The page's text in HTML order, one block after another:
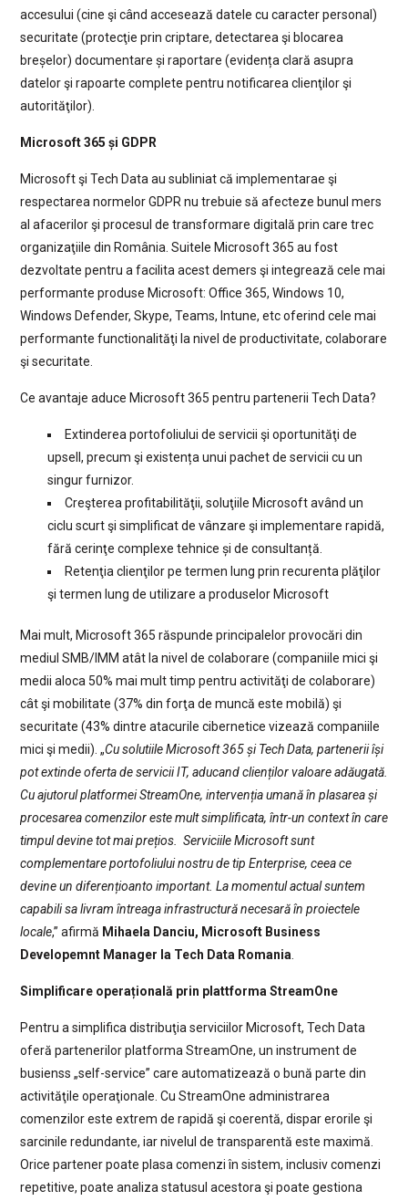
accesului (cine şi când accesează datele cu caracter personal)
securitate (protecţie prin criptare, detectarea şi blocarea
breșelor) documentare și raportare (evidența clară asupra
datelor şi rapoarte complete pentru notificarea clienţilor şi
autorităţilor).
Microsoft 365 și GDPR
Microsoft şi Tech Data au subliniat că implementarae şi
respectarea normelor GDPR nu trebuie să afecteze bunul mers
al afacerilor şi procesul de transformare digitală prin care trec
organizaţiile din România. Suitele Microsoft 365 au fost
dezvoltate pentru a facilita acest demers şi integrează cele mai
performante produse Microsoft: Office 365, Windows 10,
Windows Defender, Skype, Teams, Intune, etc oferind cele mai
performante functionalităţi la nivel de productivitate, colaborare
şi securitate.
Ce avantaje aduce Microsoft 365 pentru partenerii Tech Data?
Extinderea portofoliului de servicii şi oportunităţi de
upsell, precum şi existența unui pachet de servicii cu un
singur furnizor.
Creşterea profitabilităţii, soluţiile Microsoft având un
ciclu scurt şi simplificat de vânzare şi implementare rapidă,
fără cerinţe complexe tehnice și de consultanță.
Retenţia clienţilor pe termen lung prin recurenta plăţilor
şi termen lung de utilizare a produselor Microsoft
Mai mult, Microsoft 365 răspunde principalelor provocări din
mediul SMB/IMM atât la nivel de colaborare (companiile mici şi
medii aloca 50% mai mult timp pentru activităţi de colaborare)
cât şi mobilitate (37% din forţa de muncă este mobilă) şi
securitate (43% dintre atacurile cibernetice vizează companiile
mici şi medii). „Cu solutiile Microsoft 365 și Tech Data, partenerii își
pot extinde oferta de servicii IT, aducand clienților valoare adăugată.
Cu ajutorul platformei StreamOne, intervenția umană în plasarea și
procesarea comenzilor este mult simplificata, într-un context în care
timpul devine tot mai prețios. Serviciile Microsoft sunt
complementare portofoliului nostru de tip Enterprise, ceea ce
devine un diferențioanto important. La momentul actual suntem
capabili sa livram întreaga infrastructură necesară în proiectele
locale,” afirmă Mihaela Danciu, Microsoft Business
Developemnt Manager la Tech Data Romania
Simplificare operațională prin plattforma StreamOne
Pentru a simplifica distribuţia serviciilor Microsoft, Tech Data
oferă partenerilor platforma StreamOne, un instrument de
busienss „self-service” care automatizează o bună parte din
activităţile operaţionale. Cu StreamOne administrarea
comenzilor este extrem de rapidă şi coerentă, dispar erorile şi
sarcinile redundante, iar nivelul de transparentă este maximă.
Orice partener poate plasa comenzi în sistem, inclusiv comenzi
repetitive, poate analiza statusul acestora şi poate gestiona